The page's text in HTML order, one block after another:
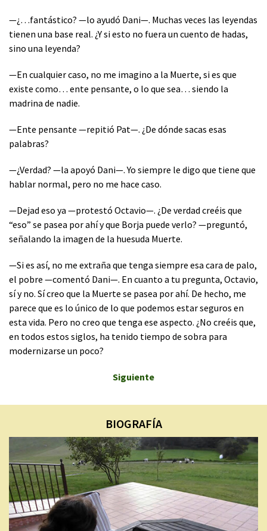
—¿…fantástico? —lo ayudó Dani—. Muchas veces las leyendas
tienen una base real. ¿Y si esto no fuera un cuento de hadas,
sino una leyenda?
—En cualquier caso, no me imagino a la Muerte, si es que
existe como… ente pensante, o lo que sea… siendo la
madrina de nadie.
—Ente pensante —repitió Pat—. ¿De dónde sacas esas
palabras?
—¿Verdad? —la apoyó Dani—. Yo siempre le digo que tiene que
hablar normal, pero no me hace caso.
—Dejad eso ya —protestó Octavio—. ¿De verdad creéis que
“eso” se pasea por ahí y que Borja puede verlo? —preguntó,
señalando la imagen de la huesuda Muerte.
—Si es así, no me extraña que tenga siempre esa cara de palo,
el pobre —comentó Dani—. En cuanto a tu pregunta, Octavio,
sí y no. Sí creo que la Muerte se pasea por ahí. De hecho, me
parece que es lo único de lo que podemos estar seguros en
esta vida. Pero no creo que tenga ese aspecto. ¿No creéis que,
en todos estos siglos, ha tenido tiempo de sobra para
modernizarse un poco?
Siguiente
BIOGRAFÍA